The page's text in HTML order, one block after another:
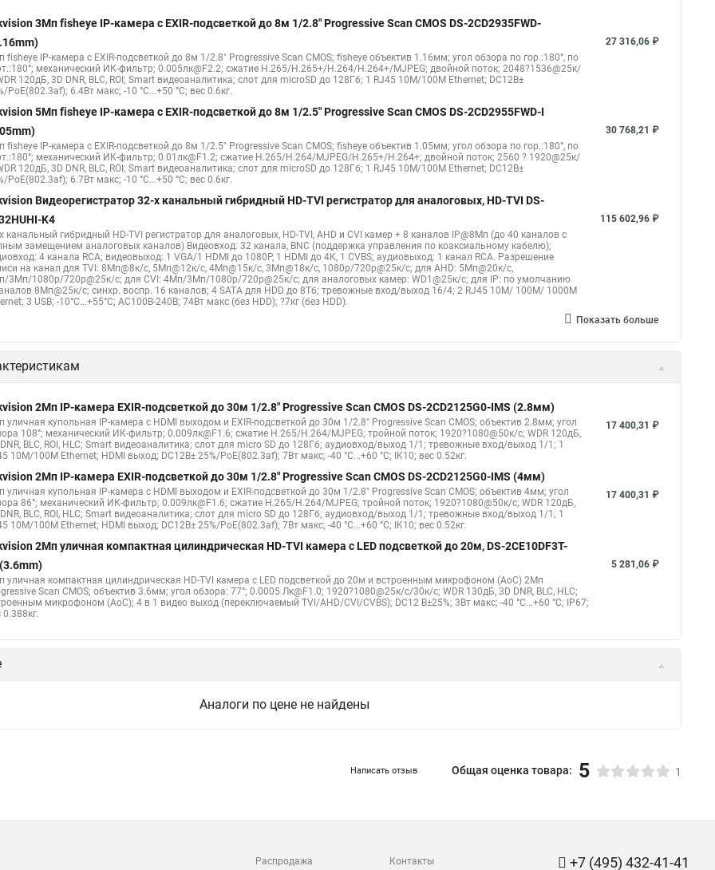
Видеокамеры hikvision ds Видеокамера hikvision hiwatch
Hikvision камера ds 2cd2023g0 i Купольная камера Уличная камера Hikvision ip camera
Hikvision купольная Нikvision микрофон
3Мп fisheye IP-камера c EXIR-подсветкой до 8м 1/2.8" Progressive Scan CMOS DS-2CD2935FWD-
fisheye IP-камера c EXIR-подсветкой до 8м 1/2.8" Progressive Scan CMOS; fisheye объектив 1.16мм; угол обзора по гор.:180°, по
механический ИК-фильтр; 0.005лк@F2.2; сжатие H.265/H.265+/H.264/H.264+/MJPEG; двойной поток; 2048?1536@25к/
120дБ, 3D DNR, BLC, ROI; Smart видеоаналитика; слот для microSD до 128Гб; 1 RJ45 10M/100M Ethernet; DC12В±
PoE(802.3af); 6.4Вт макс; -10 °C...+50 °C; вес 0.6кг.
27 316,06 ₽
5Мп fisheye IP-камера c EXIR-подсветкой до 8м 1/2.5" Progressive Scan CMOS DS-2CD2955FWD-I
fisheye IP-камера c EXIR-подсветкой до 8м 1/2.5" Progressive Scan CMOS; fisheye объектив 1.05мм; угол обзора по гор.:180°, по
механический ИК-фильтр; 0.01лк@F1.2; сжатие H.265/H.264/MJPEG/H.265+/H.264+; двойной поток; 2560 ? 1920@25к/
120дБ, 3D DNR, BLC, ROI; Smart видеоаналитика; слот для microSD до 128Гб; 1 RJ45 10M/100M Ethernet; DC12В±
PoE(802.3af); 6.7Вт макс; -10 °C...+50 °C; вес 0.6кг.
30 768,21 ₽
Видеорегистратор 32-х канальный гибридный HD-TVI регистратор для аналоговых, HD-TVI DS-
K4
канальный гибридный HD-TVI регистратор для аналоговых, HD-TVI, AHD и CVI камер + 8 каналов IP@8Мп (до 40 каналов с
замещением аналоговых каналов) Видеовход: 32 канала, BNC (поддержка управления по коаксиальному кабелю);
4 канала RCA; видеовыход: 1 VGA/1 HDMI до 1080Р, 1 HDMI до 4К, 1 CVBS; аудиовыход: 1 канал RCA. Разрешение
на канал для TVI: 8Мп@8к/с, 5Мп@12к/с, 4Мп@15к/с, 3Мп@18к/с, 1080p/720p@25к/с; для AHD: 5Мп@20к/с,
3Мп/1080p/720p@25к/с; для CVI: 4Мп/3Мп/1080p/720p@25к/с; для аналоговых камер: WD1@25к/с; для IP: по умолчанию
8Мп@25к/с; синхр. воспр. 16 каналов; 4 SATA для HDD до 8Тб; тревожные вход/выход 16/4; 2 RJ45 10M/ 100M/ 1000М
3 USB; -10°C...+55°C; АC100В-240В; 74Вт макс (без HDD); ?7кг (без HDD).
115 602,96 ₽
Показать больше
2Мп IP-камера EXIR-подсветкой до 30м 1/2.8" Progressive Scan CMOS DS-2CD2125G0-IMS (2.8мм)
уличная купольная IP-камера с HDMI выходом и EXIR-подсветкой до 30м 1/2.8" Progressive Scan CMOS; объектив 2.8мм; угол
108°; механический ИК-фильтр; 0.009лк@F1.6; сжатие H.265/H.264/MJPEG; тройной поток; 1920?1080@50к/с; WDR 120дБ,
BLC, ROI, HLC; Smart видеоаналитика; слот для micro SD до 128Гб; аудиовход/выход 1/1; тревожные вход/выход 1/1; 1
10M/100M Ethernet; HDMI выход; DC12В± 25%/PoE(802.3af); 7Вт макс; -40 °C...+60 °C; IK10; вес 0.52кг.
17 400,31 ₽
2Мп IP-камера EXIR-подсветкой до 30м 1/2.8" Progressive Scan CMOS DS-2CD2125G0-IMS (4мм)
уличная купольная IP-камера с HDMI выходом и EXIR-подсветкой до 30м 1/2.8" Progressive Scan CMOS; объектив 4мм; угол
86°; механический ИК-фильтр; 0.009лк@F1.6; сжатие H.265/H.264/MJPEG; тройной поток; 1920?1080@50к/с; WDR 120дБ,
BLC, ROI, HLC; Smart видеоаналитика; слот для micro SD до 128Гб; аудиовход/выход 1/1; тревожные вход/выход 1/1; 1
10M/100M Ethernet; HDMI выход; DC12В± 25%/PoE(802.3af); 7Вт макс; -40 °C...+60 °C; IK10; вес 0.52кг.
17 400,31 ₽
2Мп уличная компактная цилиндрическая HD-TVI камера с LED подсветкой до 20м, DS-2CE10DF3T-
уличная компактная цилиндрическая HD-TVI камера с LED подсветкой до 20м и встроенным микрофоном (AoC) 2Мп
Scan CMOS; объектив 3.6мм; угол обзора: 77°; 0.0005 Лк@F1.0; 1920?1080@25к/с/30к/с; WDR 130дБ, 3D DNR, BLC, HLC;
микрофоном (AoC); 4 в 1 видео выход (переключаемый TVI/AHD/CVI/CVBS); DC12 В±25%; 3Вт макс; -40 °C...+60 °C; IP67;
0.388кг.
5 281,06 ₽
Аналоги по цене не найдены
Написать отзыв Общая оценка товара: 5 1
Распродажа Контакты +7 (495) 432-41-41